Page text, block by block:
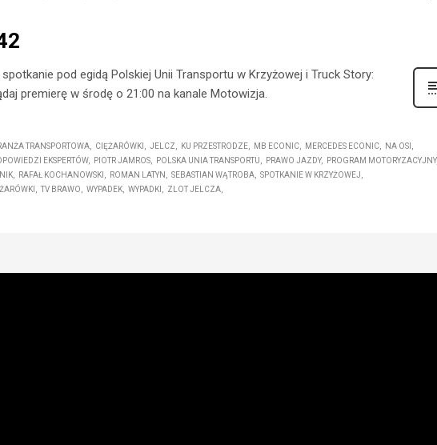
pod egidą Polskiej Unii Transportu w Krzyżowej i Truck Story:
premierę w środę o 21:00 na kanale Motowizja.
TRANSPORTOWA CIĘŻARÓWKI JELCZ KU PRZESTRODZE MB ECONIC MERCEDES ECONIC
NA OSI
EKSPERTÓW PIOTR JAMROS POLSKA UNIA TRANSPORTU PRAWO JAZDY
PROGRAM MOTORYZACYJNY
RAFAŁ KOCHANOWSKI ROMAN LATYN SEBASTIAN WĄTROBA
SPOTKANIE W KRZYŻOWEJ
TV BRAWO WYPADEK WYPADKI ZLOT JELCZA